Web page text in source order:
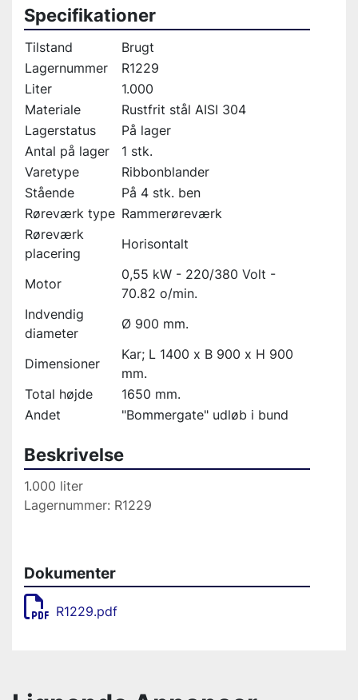
Specifikationer
Tilstand
Brugt
Lagernummer
R1229
Liter
1.000
Materiale
Rustfrit stål AISI 304
Lagerstatus
På lager
Antal på lager
1 stk.
Varetype
Ribbonblander
Stående
På 4 stk. ben
Røreværk type Rammerøreværk
Røreværk
placering
Horisontalt
Motor
0,55 kW - 220/380 Volt -
70.82 o/min.
Indvendig
diameter
Ø 900 mm.
Dimensioner
Kar; L 1400 x B 900 x H 900
mm.
Total højde
1650 mm.
Andet
"Bommergate" udløb i bund
Beskrivelse
1.000 liter
Lagernummer: R1229
Dokumenter
R1229.pdf